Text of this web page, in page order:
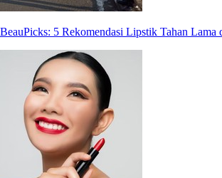
BeauPicks: 5 Rekomendasi Lipstik Tahan Lama